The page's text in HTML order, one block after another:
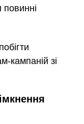
кампаній зі